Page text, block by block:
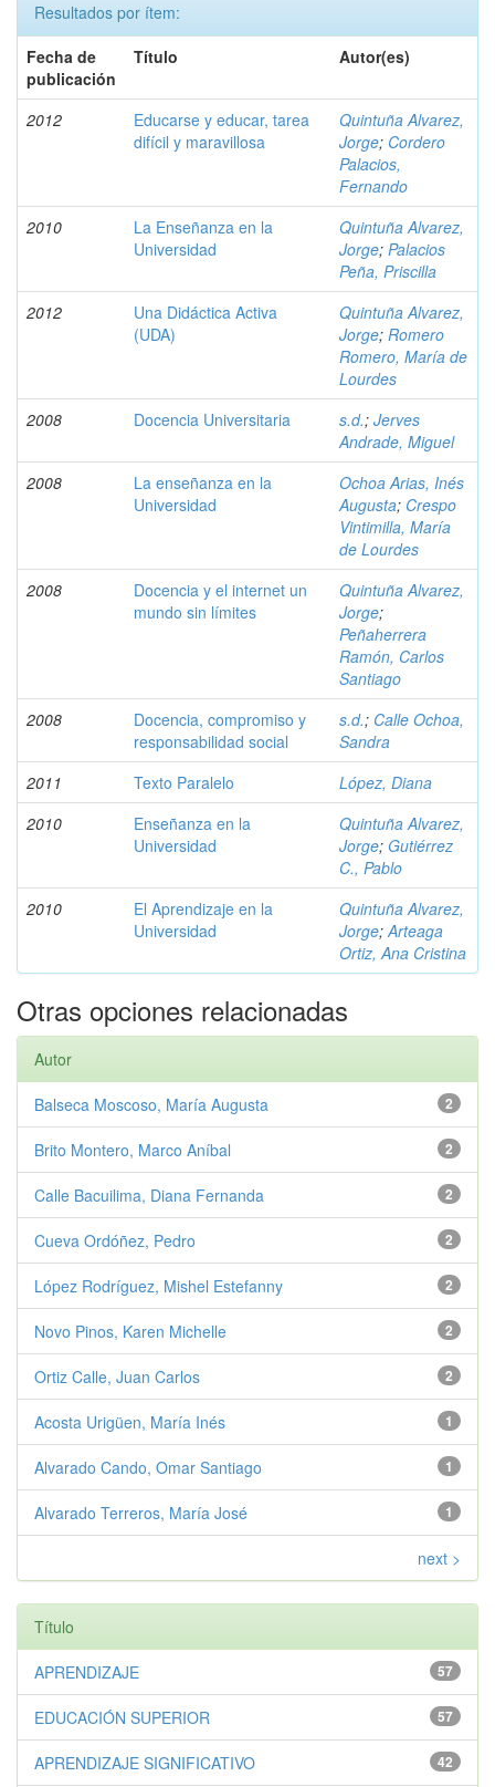
Resultados por ítem:
Fecha de
publicación
Título Autor(es)
2012
Educarse y educar, tarea
difícil y maravillosa
Quintuña Alvarez,
Jorge; Cordero
Palacios,
Fernando
2010
La Enseñanza en la
Universidad
Quintuña Alvarez,
Jorge; Palacios
Peña, Priscilla
2012
Una Didáctica Activa
(UDA)
Quintuña Alvarez,
Jorge; Romero
Romero, María de
Lourdes
2008
Docencia Universitaria s.d.; Jerves
Andrade, Miguel
2008
La enseñanza en la
Universidad
Ochoa Arias, Inés
Augusta; Crespo
Vintimilla, María
de Lourdes
2008
Docencia y el internet un
mundo sin límites
Quintuña Alvarez,
Jorge;
Peñaherrera
Ramón, Carlos
Santiago
2008
Docencia, compromiso y
responsabilidad social
s.d.; Calle Ochoa,
Sandra
2011
Texto Paralelo
López, Diana
2010
Enseñanza en la
Universidad
Quintuña Alvarez,
Jorge; Gutiérrez
C., Pablo
2010
El Aprendizaje en la
Universidad
Quintuña Alvarez,
Jorge;Arteaga
Ortiz, Ana Cristina
Otras opciones relacionadas
Autor
2
Balseca Moscoso, María Augusta
2
Brito Montero, Marco Aníbal
2
Calle Bacuilima, Diana Fernanda
2
Cueva Ordóñez, Pedro
2
López Rodríguez, Mishel Estefanny
2
Novo Pinos, Karen Michelle
2
Ortiz Calle, Juan Carlos
1
Acosta Urigüen, María Inés
1
Alvarado Cando, Omar Santiago
1
Alvarado Terreros, María José
next >
Título
57
APRENDIZAJE
57
EDUCACIÓN SUPERIOR
42
APRENDIZAJE SIGNIFICATIVO